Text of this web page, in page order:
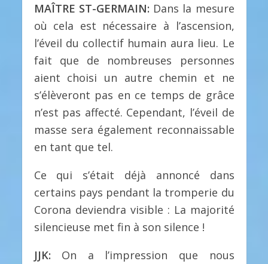
MAÎTRE ST-GERMAIN: Dans la mesure
où cela est nécessaire à l’ascension,
l’éveil du collectif humain aura lieu. Le
fait que de nombreuses personnes
aient choisi un autre chemin et ne
s’élèveront pas en ce temps de grâce
n’est pas affecté. Cependant, l’éveil de
masse sera également reconnaissable
en tant que tel.
Ce qui s’était déjà annoncé dans
certains pays pendant la tromperie du
Corona deviendra visible : La majorité
silencieuse met fin à son silence !
JJK: On a l’impression que nous